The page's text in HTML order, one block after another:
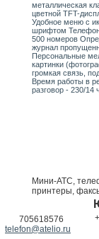
металлическая
цветной TFT-
Удобное меню с
шрифтом
500 номеров
журнал
Персональные
картинки
громкая связь,
Время работы в
разговор - 230/14
Мини-АТС,
принтеры,
705618576
telefon@atelio.ru